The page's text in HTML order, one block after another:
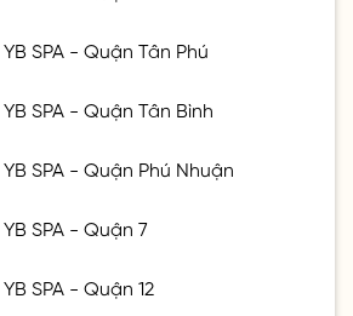
SPA - Quận Tân Phú
SPA - Quận Tân Bình
SPA - Quận Phú Nhuận
SPA - Quận 7
SPA - Quận 12